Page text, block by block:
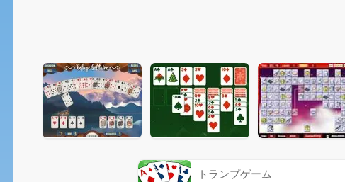
トランプゲーム